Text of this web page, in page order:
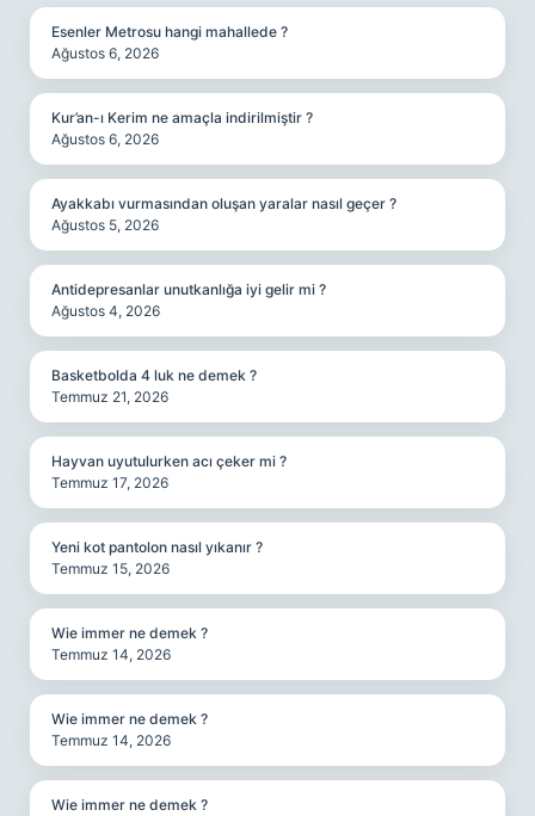
Esenler Metrosu hangi mahallede ?
Ağustos 6, 2026
Kur’an-ı Kerim ne amaçla indirilmiştir ?
Ağustos 6, 2026
Ayakkabı vurmasından oluşan yaralar nasıl geçer ?
Ağustos 5, 2026
Antidepresanlar unutkanlığa iyi gelir mi ?
Ağustos 4, 2026
Basketbolda 4 luk ne demek ?
Temmuz 21, 2026
Hayvan uyutulurken acı çeker mi ?
Temmuz 17, 2026
Yeni kot pantolon nasıl yıkanır ?
Temmuz 15, 2026
Wie immer ne demek ?
Temmuz 14, 2026
Wie immer ne demek ?
Temmuz 14, 2026
Wie immer ne demek ?